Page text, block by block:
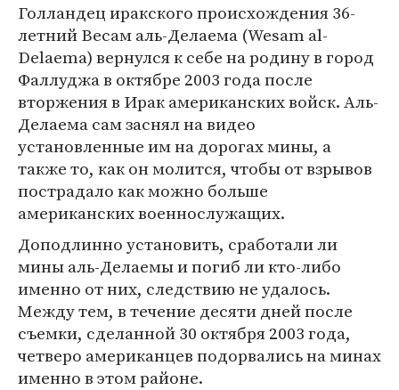
Голландец иракского происхождения 36-
летний Весам аль-Делаема (Wesam al-
Delaema) вернулся к себе на родину в город
Фаллуджа в октябре 2003 года после
вторжения в Ирак американских войск. Аль-
Делаема сам заснял на видео
установленные им на дорогах мины, а
также то, как он молится, чтобы от взрывов
пострадало как можно больше
американских военнослужащих.
Доподлинно установить, сработали ли
мины аль-Делаемы и погиб ли кто-либо
именно от них, следствию не удалось.
Между тем, в течение десяти дней после
съемки, сделанной 30 октября 2003 года,
четверо американцев подорвались на минах
именно в этом районе.